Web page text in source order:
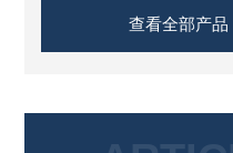
查看全部产品